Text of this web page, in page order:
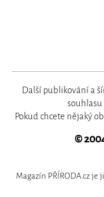
Další publikování a
souhlasu
Pokud chcete nějaký
©
Magazín PŘÍRODA.cz je